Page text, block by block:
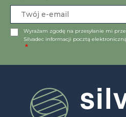
Wyrażam zgodę na przesyłanie mi
Silvadec informacji pocztą elektroniczną